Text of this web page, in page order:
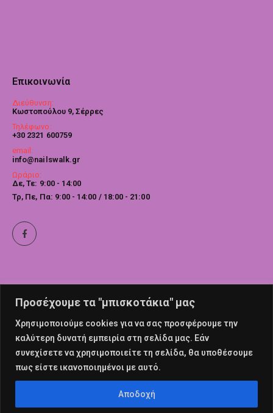
Προσέχουμε τα "μπισκοτάκια" μας
Χρησιμοποιούμε cookies για να σας προσφέρουμε την
καλύτερη δυνατή εμπειρία στη σελίδα μας. Εάν
συνεχίσετε να χρησιμοποιείτε τη σελίδα, θα υποθέσουμε
πως είστε ικανοποιημένοι με αυτό.
Αποδοχή
Επικοινωνία
Διεύθυνση:
Κωστοπούλου 9, Σέρρες
Τηλέφωνο:
+30 2321 600759
email:
info@nailswalk.gr
Ωράριο:
Δε, Τε: 9:00 - 14:00
Τρ, Πε, Πα: 9:00 - 14:00 / 18:00 - 21:00
© nailswalk 2022. All Rights Reserved